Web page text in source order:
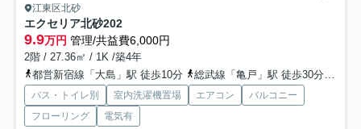
江東区北砂
エクセリア北砂202
9.9万円 管理/共益費6,000円
2階 / 27.36㎡ / 1K /築4年
都営新宿線「大島」駅 徒歩10分
総武線「亀戸」駅 徒歩30分
バス・トイレ別 室内洗濯機置場 エアコン
バルコニー
フローリング
電気有